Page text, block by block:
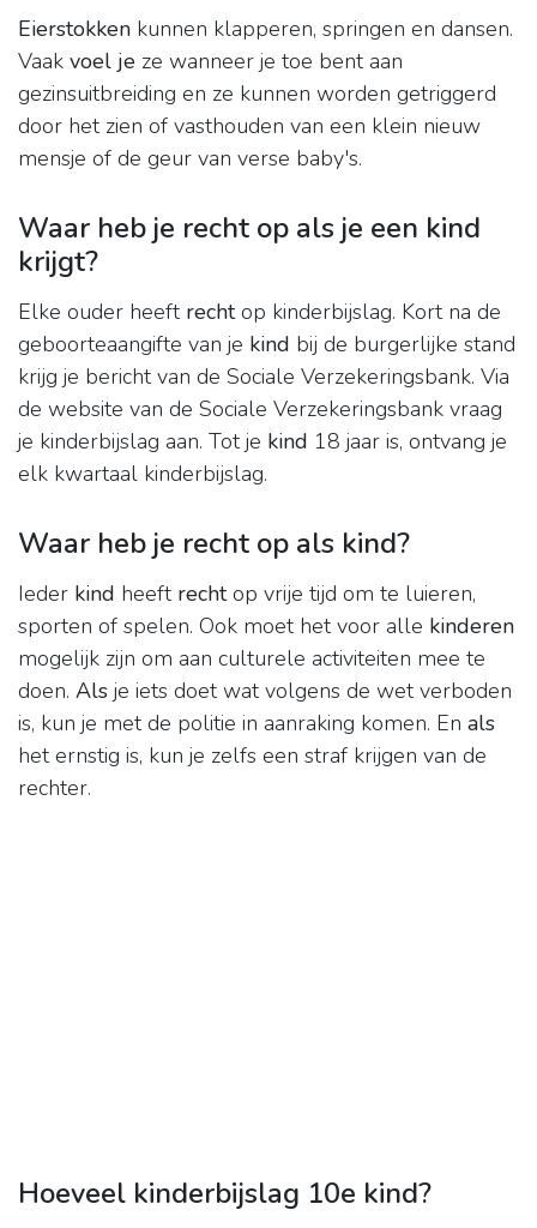
Eierstokken kunnen klapperen, springen en dansen.
Vaak voel je ze wanneer je toe bent aan
gezinsuitbreiding en ze kunnen worden getriggerd
door het zien of vasthouden van een klein nieuw
mensje of de geur van verse baby's.
Waar heb je recht op als je een kind
krijgt?
Elke ouder heeft rechtop kinderbijslag. Kort na de
geboorteaangifte van je kind bij de burgerlijke stand
krijg je bericht van de Sociale Verzekeringsbank. Via
de website van de Sociale Verzekeringsbank vraag
je kinderbijslag aan. Tot je kind 18 jaar is, ontvang je
elk kwartaal kinderbijslag.
Waar heb je recht op als kind?
Ieder kind heeft rechtop vrije tijd om te luieren,
sporten of spelen. Ook moet het voor alle kinderen
mogelijk zijn om aan culturele activiteiten mee te
doen. Als je iets doet wat volgens de wet verboden
is, kun je met de politie in aanraking komen. En als
het ernstig is, kun je zelfs een straf krijgen van de
rechter.
Hoeveel kinderbijslag 10e kind?